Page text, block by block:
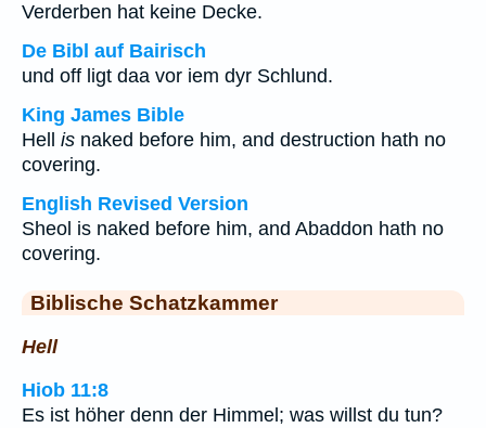
Verderben hat keine Decke.
De Bibl auf Bairisch
und off ligt daa vor iem dyr Schlund.
King James Bible
Hell is naked before him, and destruction hath no
covering.
English Revised Version
Sheol is naked before him, and Abaddon hath no
covering.
Biblische Schatzkammer
Hell
Hiob 11:8
Es ist höher denn der Himmel; was willst du tun?